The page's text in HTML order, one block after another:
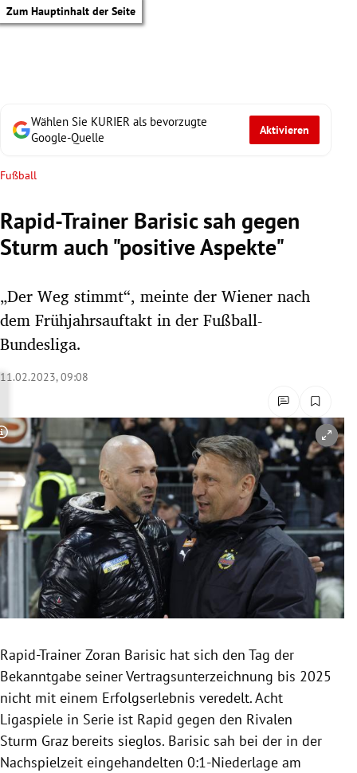
Zum Hauptinhalt der Seite
Untermenü
Untermenü
Untermenü
Untermenü
Untermenü
Untermenü
Untermenü
Untermenü
Wählen Sie KURIER als bevorzugte
Google-Quelle
Aktivieren
Fußball
Rapid-Trainer Barisic sah gegen
Sturm auch "positive Aspekte"
„Der Weg stimmt“, meinte der Wiener nach
dem Frühjahrsauftakt in der Fußball-
Bundesliga.
11.02.2023, 09:08
Copyright-Hinweis öffnen/schließen
Rapid-Trainer Zoran Barisic hat sich den Tag der
Bekanntgabe seiner Vertragsunterzeichnung bis 2025
nicht mit einem Erfolgserlebnis veredelt. Acht
Ligaspiele in Serie ist Rapid gegen den Rivalen
Sturm Graz bereits sieglos. Barisic sah bei der in der
Nachspielzeit eingehandelten 0:1-Niederlage am